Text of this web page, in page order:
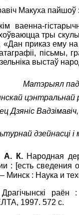
Макуха пайшоў
ваенна-
тры
приказ ему
пісьмы,
выстаў
Матэрыял
цэнтральнай
Дзяніс
дзейнасці
А. К.Народная
: [есть
Минск : Наука и
Драгічынскі раён :
1997. 572 с.